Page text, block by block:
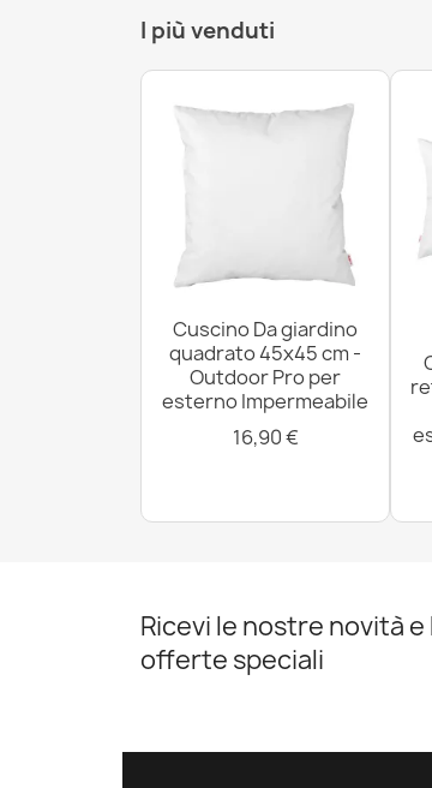
I più venduti
Cuscino Da giardino
quadrato 45x45 cm -
Outdoor Pro per
esterno Impermeabile
16,90 €
Ricevi le nostre novità e
offerte speciali